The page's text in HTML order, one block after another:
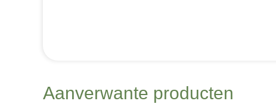
Aanverwante producten